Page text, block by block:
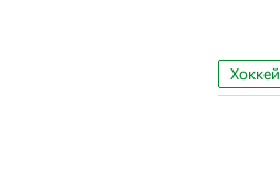
Хоккей